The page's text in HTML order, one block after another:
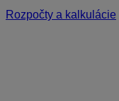
Rozpočty a kalkulácie